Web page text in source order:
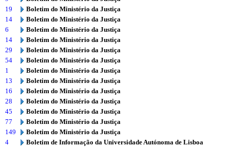
19
Boletim do Ministério da Justiça
14
Boletim do Ministério da Justiça
6
Boletim do Ministério da Justiça
14
Boletim do Ministério da Justiça
29
Boletim do Ministério da Justiça
54
Boletim do Ministério da Justiça
1
Boletim do Ministério da Justiça
13
Boletim do Ministério da Justiça
16
Boletim do Ministério da Justiça
28
Boletim do Ministério da Justiça
45
Boletim do Ministério da Justiça
77
Boletim do Ministério da Justiça
149
Boletim do Ministério da Justiça
4
Boletim de Informação da Universidade Autónoma de Lisboa